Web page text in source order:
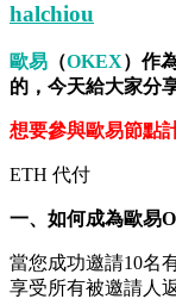
halchiou
歐易 （OKEX）作
的，今天給大家分
想要參與歐易節點
ETH 代付
一、如何成為歐易
當您成功邀請10名
享受所有被邀請人